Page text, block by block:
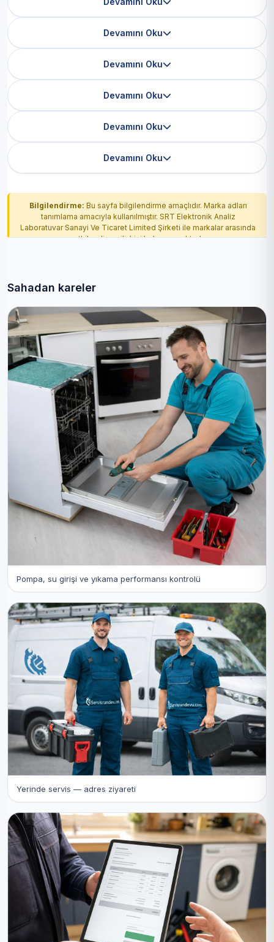
Devamını Oku
Devamını Oku
Devamını Oku
Devamını Oku
Devamını Oku
Bilgilendirme: Bu sayfa bilgilendirme amaçlıdır. Marka adları
tanımlama amacıyla kullanılmıştır. SRT Elektronik Analiz
Laboratuvar Sanayi Ve Ticaret Limited Şirketi ile markalar arasında
yetkilendirme ilişkisi bulunmamaktadır.
Sahadan kareler
Pompa, su girişi ve yıkama performansı kontrolü
Yerinde servis — adres ziyareti